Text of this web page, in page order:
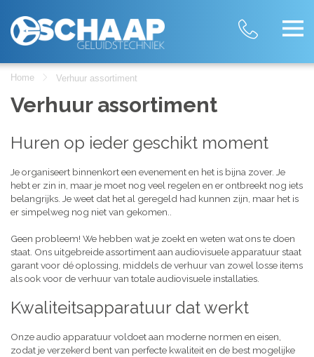
Home Verhuur assortiment
Verhuur assortiment
Huren op ieder geschikt moment
Je organiseert binnenkort een evenement en het is bijna zover. Je
hebt er zin in, maar je moet nog veel regelen en er ontbreekt nog iets
belangrijks. Je weet dat het al geregeld had kunnen zijn, maar het is
er simpelweg nog niet van gekomen..
Geen probleem! We hebben wat je zoekt en weten wat ons te doen
staat. Ons uitgebreide assortiment aan audiovisuele apparatuur staat
garant voor dé oplossing, middels de verhuur van zowel losse items
als ook voor de verhuur van totale audiovisuele installaties.
Kwaliteitsapparatuur dat werkt
Onze audio apparatuur voldoet aan moderne normen en eisen,
zodat je verzekerd bent van perfecte kwaliteit en de best mogelijke